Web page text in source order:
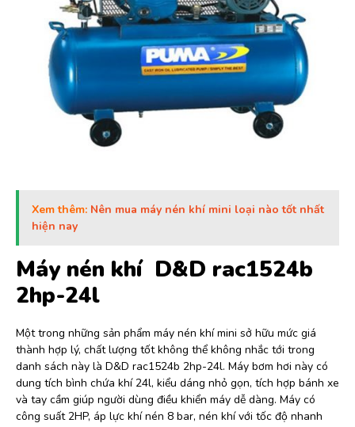
Xem thêm: Nên mua máy nén khí mini loại nào tốt nhất
hiện nay
Máy nén khí D&D rac1524b
2hp-24l
Một trong những sản phẩm máy nén khí mini sở hữu mức giá
thành hợp lý, chất lượng tốt không thể không nhắc tới trong
danh sách này là D&D rac1524b 2hp-24l. Máy bơm hơi này có
dung tích bình chứa khí 24l, kiểu dáng nhỏ gọn, tích hợp bánh xe
và tay cầm giúp người dùng điều khiển máy dễ dàng. Máy có
công suất 2HP, áp lực khí nén 8 bar, nén khí với tốc độ nhanh